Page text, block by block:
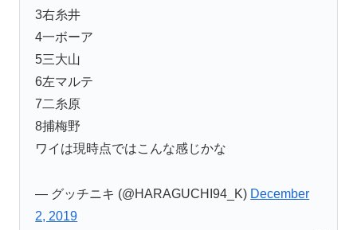
3右糸井
4一ボーア
5三大山
6左マルテ
7二糸原
8捕梅野
ワイは現時点ではこんな感じかな
— グッチニキ (@HARAGUCHI94_K) December
2, 2019